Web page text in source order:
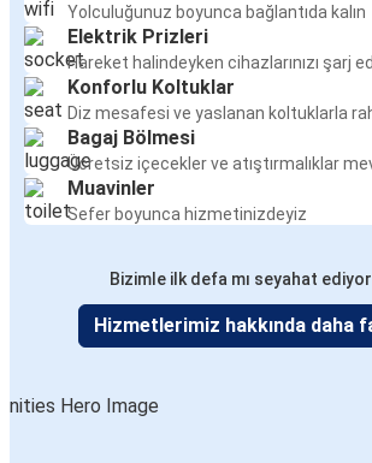
Kırıkkale
Bulancak
Bolu
Bulancak
Ünye
Sakarya
Bulancak
Bulancak
Yolculuğunuz boyunca bağlantıda kalın
Elektrik Prizleri
Hareket halindeyken cihazlarınızı şarj
Konforlu Koltuklar
Diz mesafesi ve yaslanan koltuklarla
Bagaj Bölmesi
Ücretsiz içecekler ve atıştırmalıklar
Muavinler
Sefer boyunca hizmetinizdeyiz
Bizimle ilk defa mı seyahat
Hizmetlerimiz hakkında daha